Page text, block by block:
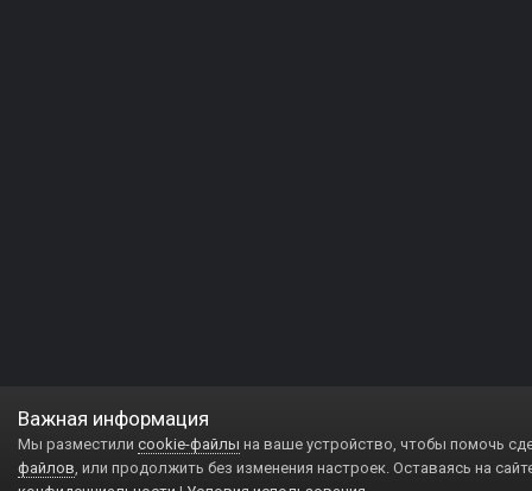
Важная информация
Мы разместили cookie-файлы на ваше устройство, чтобы помочь
файлов, или продолжить без изменения настроек. Оставаясь на